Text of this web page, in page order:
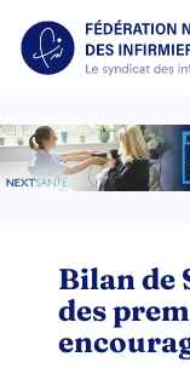
Bilan de
des